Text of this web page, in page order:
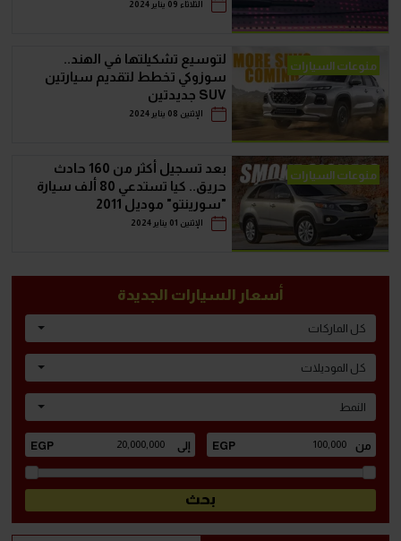
الثلاثاء 09 يناير 2024
منوعات السيارات
لتوسيع تشكيلتها في الهند..
سوزوكي تخطط لتقديم سيارتين
SUV جديدتين
الإثنين 08 يناير 2024
منوعات السيارات
بعد تسجيل أكثر من 160 حادث
حريق.. كيا تستدعي 80 ألف سيارة
"سورينتو" موديل 2011
الإثنين 01 يناير 2024
أسعار السيارات الجديدة
كل الماركات
كل الموديلات
النمط